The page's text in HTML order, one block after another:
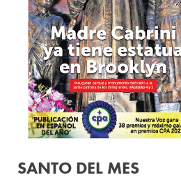
SANTO DEL MES